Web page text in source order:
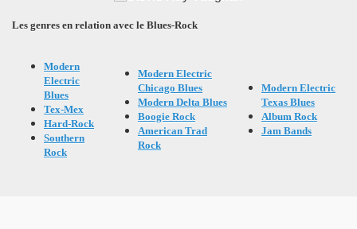
Les genres en relation avec le Blues-Rock
Modern
Electric
Blues
Tex-Mex
Hard-Rock
Southern
Rock
Modern Electric
Chicago Blues
Modern Delta Blues
Boogie Rock
American Trad
Rock
Modern Electric
Texas Blues
Album Rock
Jam Bands